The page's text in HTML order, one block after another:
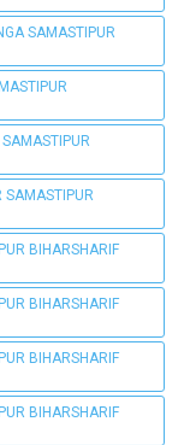
SAMASTIPUR
SAMASTIPUR
BIHARSHARIF
BIHARSHARIF
BIHARSHARIF
BIHARSHARIF